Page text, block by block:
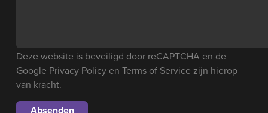
Deze website is beveiligd door reCAPTCHA en de
Google Privacy Policy en Terms of Service zijn hierop
van kracht.